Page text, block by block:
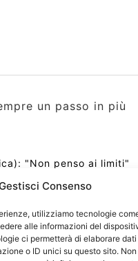
Consenso
utilizziamo tecnologie
alle informazioni del
ci permetterà di elaborare dati
o ID unici su questo sito. Non
un passo in più
"Non penso ai limiti"
in questo momento
Potrebbe